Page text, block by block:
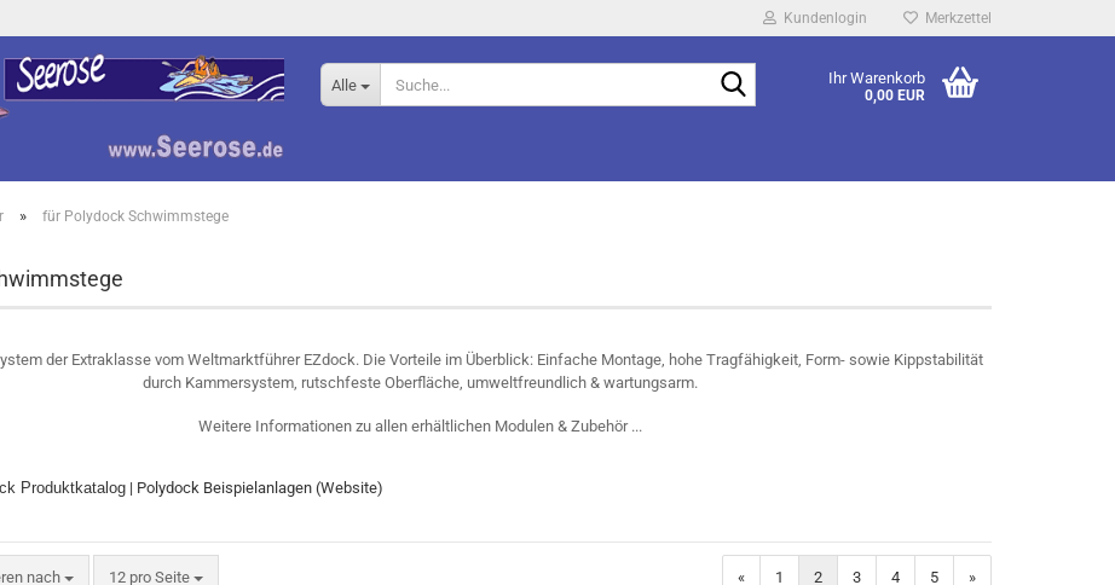
Kundenlogin Merkzettel
Alle Ihr Warenkorb
0,00 EUR
» für Polydock Schwimmstege
der Extraklasse vom Weltmarktführer EZdock. Die Vorteile im Überblick: Einfache Montage, hohe Tragfähigkeit, Form- sowie Kippstabilität
durch Kammersystem, rutschfeste Oberfläche, umweltfreundlich & wartungsarm.
Weitere Informationen zu allen erhältlichen Modulen & Zubehör ...
Produktkatalog | Polydock Beispielanlagen (Website)
nach
nach 12 pro Seite
pro Seite « 1 2 3 4 5 »